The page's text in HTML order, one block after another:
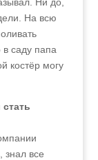
На всю
саду папа
костёр могу
знал все